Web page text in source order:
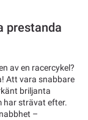
prestanda
av en racercykel?
Att vara snabbare
briljanta
har strävat efter.
–